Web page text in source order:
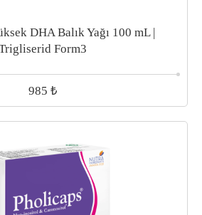
DHA Balık Yağı 100 mL |
Form3
985 ₺